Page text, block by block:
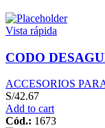
Vista rápida
CODO
ACCESORIOS
S/42.67
Add to cart
Cód.: 1673